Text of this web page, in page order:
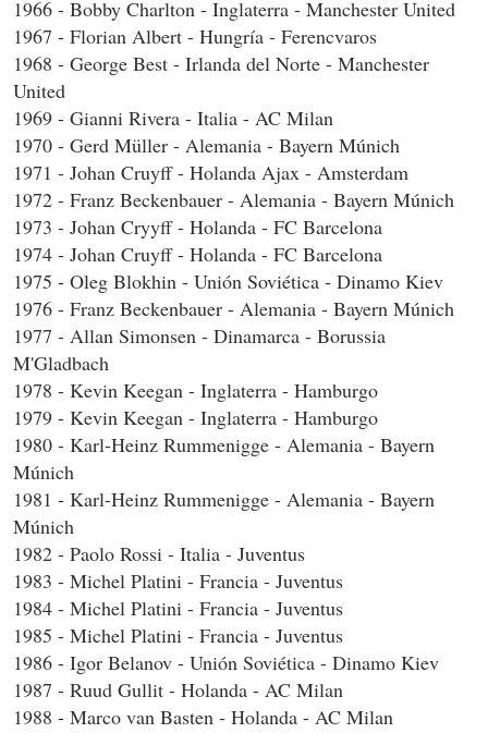
1966 - Bobby Charlton - Inglaterra - Manchester United
1967 - Florian Albert - Hungría - Ferencvaros
1968 - George Best - Irlanda del Norte - Manchester
United
1969 - Gianni Rivera - Italia - AC Milan
1970 - Gerd Müller - Alemania - Bayern Múnich
1971 - Johan Cruyff - Holanda Ajax - Amsterdam
1972 - Franz Beckenbauer - Alemania - Bayern Múnich
1973 - Johan Cryyff - Holanda - FC Barcelona
1974 - Johan Cruyff - Holanda - FC Barcelona
1975 - Oleg Blokhin - Unión Soviética - Dinamo Kiev
1976 - Franz Beckenbauer - Alemania - Bayern Múnich
1977 - Allan Simonsen - Dinamarca - Borussia
M'Gladbach
1978 - Kevin Keegan - Inglaterra - Hamburgo
1979 - Kevin Keegan - Inglaterra - Hamburgo
1980 - Karl-Heinz Rummenigge - Alemania - Bayern
Múnich
1981 - Karl-Heinz Rummenigge - Alemania - Bayern
Múnich
1982 - Paolo Rossi - Italia - Juventus
1983 - Michel Platini - Francia - Juventus
1984 - Michel Platini - Francia - Juventus
1985 - Michel Platini - Francia - Juventus
1986 - Igor Belanov - Unión Soviética - Dinamo Kiev
1987 - Ruud Gullit - Holanda - AC Milan
1988 - Marco van Basten - Holanda - AC Milan